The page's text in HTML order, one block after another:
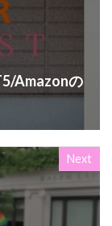
Amazonの
Next